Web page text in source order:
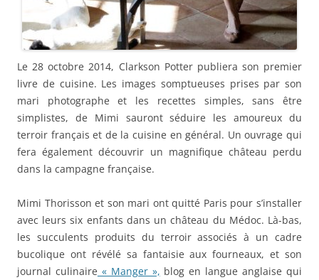
Le 28 octobre 2014, Clarkson Potter publiera son premier
livre de cuisine. Les images somptueuses prises par son
mari photographe et les recettes simples, sans être
simplistes, de Mimi sauront séduire les amoureux du
terroir français et de la cuisine en général. Un ouvrage qui
fera également découvrir un magnifique château perdu
dans la campagne française.
Mimi Thorisson et son mari ont quitté Paris pour s’installer
avec leurs six enfants dans un château du Médoc. Là-bas,
les succulents produits du terroir associés à un cadre
bucolique ont révélé sa fantaisie aux fourneaux, et son
journal culinaire « Manger », blog en langue anglaise qui